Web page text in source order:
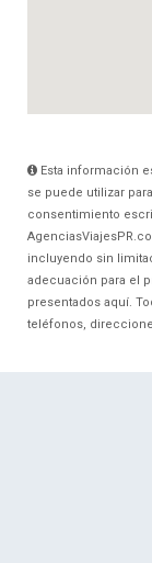
Esta información
se puede utilizar
consentimiento
incluyendo sin
adecuación para el
presentados aquí.
teléfonos,